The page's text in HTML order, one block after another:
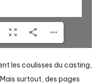
les coulisses du casting,
surtout, des pages